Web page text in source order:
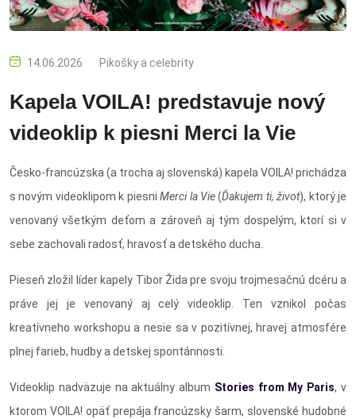
14.06.2026 Pikošky a celebrity
Kapela VOILA! predstavuje nový
videoklip k piesni Merci la Vie
Česko-francúzska (a trocha aj slovenská) kapela VOILA! prichádza
s novým videoklipom k piesniMerci la Vie(Ďakujem ti, život), ktorý je
venovaný všetkým deťom a zároveň aj tým dospelým, ktorí si v
sebe zachovali radosť, hravosť a detského ducha.
Pieseň zložil líder kapely Tibor Žida pre svoju trojmesačnú dcéru a
práve jej je venovaný aj celý videoklip. Ten vznikol počas
kreatívneho workshopu a nesie sa v pozitívnej, hravej atmosfére
plnej farieb, hudby a detskej spontánnosti.
Videoklip nadväzuje na aktuálny album Stories from My Paris, v
ktorom VOILA! opäť prepája francúzsky šarm, slovenské hudobné